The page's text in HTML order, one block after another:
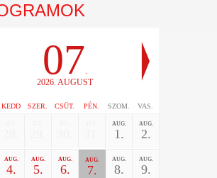
07.
2026. AUGUST
KEDD SZER. CSÜT. PÉN. SZOM. VAS.
AUG.
1.
AUG.
2.
AUG.
4.
AUG.
5.
AUG.
6.
AUG.
7.
AUG.
8.
AUG.
9.